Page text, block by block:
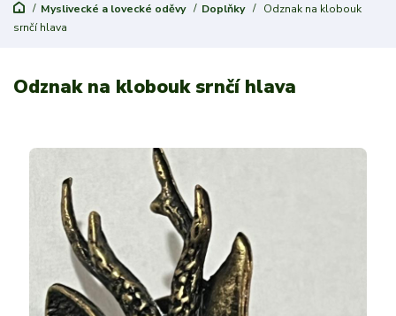
Myslivecké a lovecké oděvy Doplňky
Odznak na klobouk
srnčí hlava
Odznak na klobouk srnčí hlava